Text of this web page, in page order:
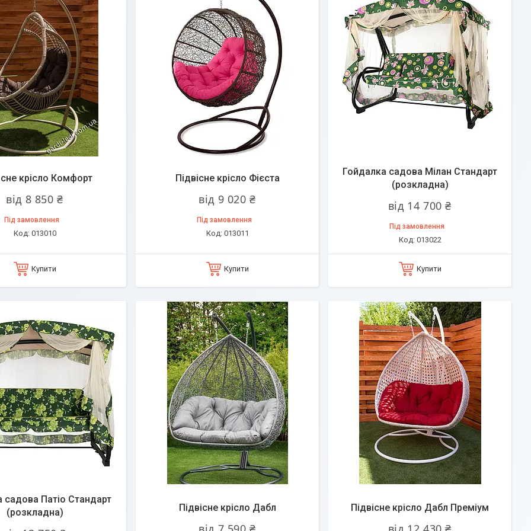
крісло Комфорт
від 8 850 ₴
Під замовлення
013010
Купити
Підвісне крісло Фієста
від 9 020 ₴
Під замовлення
013011
Купити
Гойдалка садова Мілан Стандарт
(розкладна)
від 14 700 ₴
Під замовлення
013022
Купити
садова Патіо Стандарт
(розкладна)
Підвісне крісло Дабл Підвісне крісло Дабл Преміум